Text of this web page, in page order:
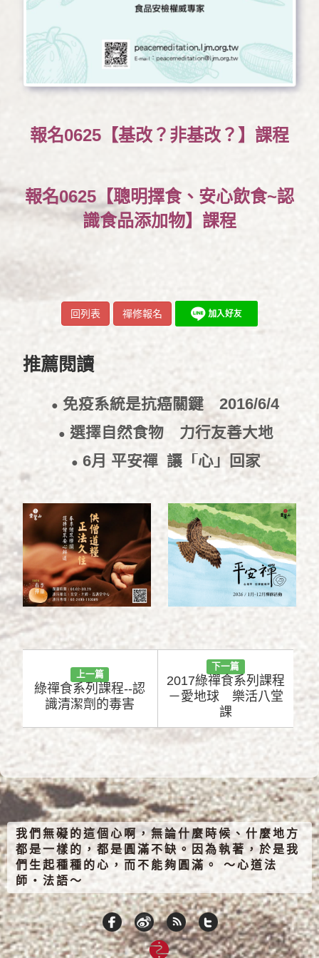
報名0625【基改？非基改？】課程
報名0625【聰明擇食、安心飲食~認
識食品添加物】課程
回列表 禪修報名
推薦閱讀
● 免疫系統是抗癌關鍵 2016/6/4
● 選擇自然食物 力行友善大地
2016/6/2
● 6月 平安禪_讓「心」回家
上一篇
綠禪食系列課程--認
識清潔劑的毒害
下一篇
2017綠禪食系列課程
－愛地球 樂活八堂
課
我們無礙的這個心啊，無論什麼時候、什麼地方
都是一樣的，都是圓滿不缺。因為執著，於是我
們生起種種的心，而不能夠圓滿。 ～心道法
師‧法語～